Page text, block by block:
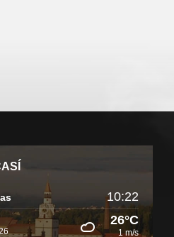
10:22
26°C
1 m/s